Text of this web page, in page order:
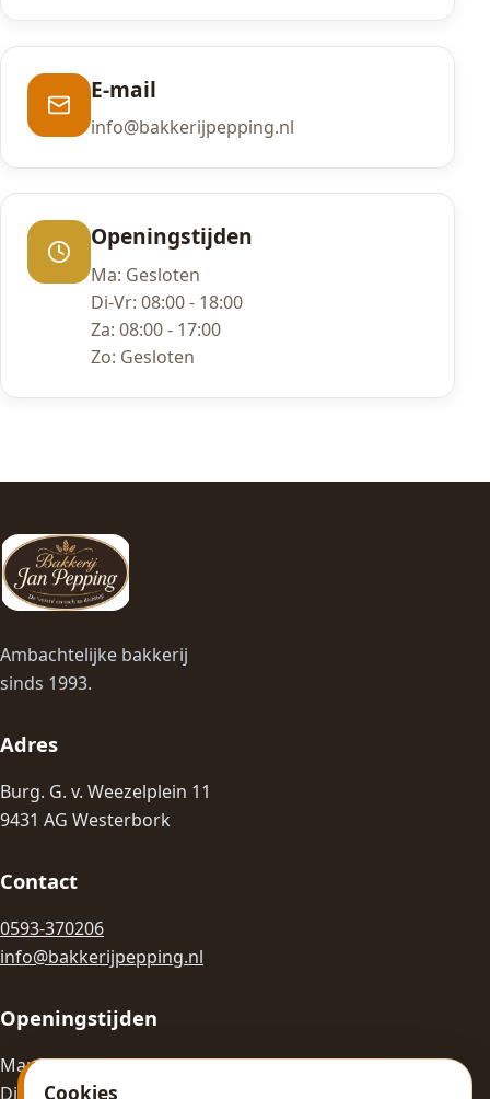
E-mail
info@bakkerijpepping.nl
Openingstijden
Ma: Gesloten
Di-Vr: 08:00 - 18:00
Za: 08:00 - 17:00
Zo: Gesloten
Ambachtelijke bakkerij
sinds 1993.
Adres
Burg. G. v. Weezelplein 11
9431 AG Westerbork
Contact
0593-370206
info@bakkerijpepping.nl
Openingstijden
Ma: Gesloten
Di-Vr: 08:00 - 18:00
Cookies